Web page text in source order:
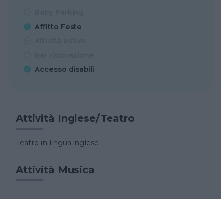
Affitto Feste
Accesso disabili
Attività Inglese/Teatro
Teatro in lingua inglese
Attività Musica